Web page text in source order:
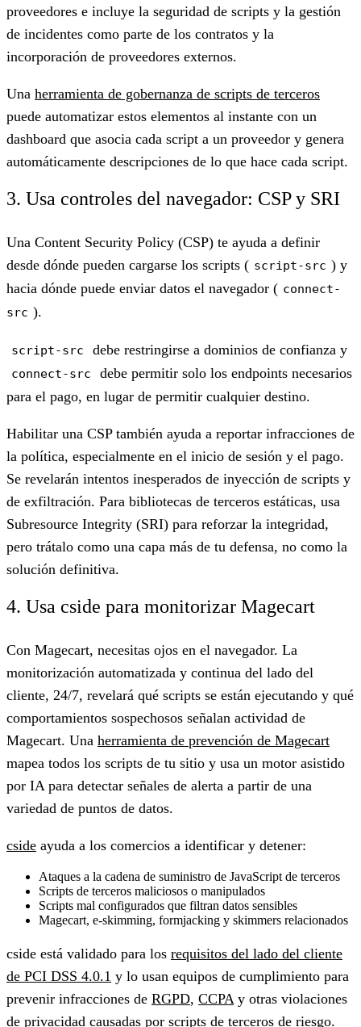
proveedores e incluye la seguridad de scripts y la gestión
de incidentes como parte de los contratos y la
incorporación de proveedores externos.
Una herramienta de gobernanza de scripts de terceros
puede automatizar estos elementos al instante con un
dashboard que asocia cada script a un proveedor y genera
automáticamente descripciones de lo que hace cada script.
3. Usa controles del navegador: CSP y SRI
Una Content Security Policy (CSP) te ayuda a definir
desde dónde pueden cargarse los scripts ( script-src ) y
hacia dónde puede enviar datos el navegador ( connect-
src ).
script-src debe restringirse a dominios de confianza y
connect-src
debe permitir solo los endpoints necesarios
para el pago, en lugar de permitir cualquier destino.
Habilitar una CSP también ayuda a reportar infracciones de
la política, especialmente en el inicio de sesión y el pago.
Se revelarán intentos inesperados de inyección de scripts y
de exfiltración. Para bibliotecas de terceros estáticas, usa
Subresource Integrity (SRI) para reforzar la integridad,
pero trátalo como una capa más de tu defensa, no como la
solución definitiva.
4. Usa cside para monitorizar Magecart
Con Magecart, necesitas ojos en el navegador. La
monitorización automatizada y continua del lado del
cliente, 24/7, revelará qué scripts se están ejecutando y qué
comportamientos sospechosos señalan actividad de
Magecart. Una herramienta de prevención de Magecart
mapea todos los scripts de tu sitio y usa un motor asistido
por IA para detectar señales de alerta a partir de una
variedad de puntos de datos.
cside ayuda a los comercios a identificar y detener:
Ataques a la cadena de suministro de JavaScript de terceros
Scripts de terceros maliciosos o manipulados
Scripts mal configurados que filtran datos sensibles
Magecart, e-skimming, formjacking y skimmers relacionados
cside está validado para los requisitos del lado del cliente
de PCI DSS 4.0.1 y lo usan equipos de cumplimiento para
prevenir infracciones de RGPD, CCPA y otras violaciones
de privacidad causadas por scripts de terceros de riesgo.